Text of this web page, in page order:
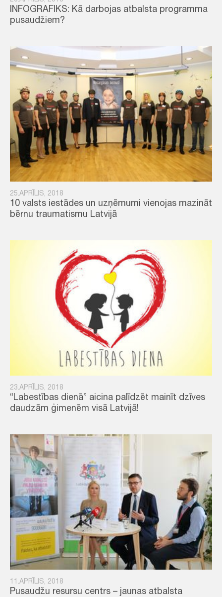
INFOGRAFIKS: Kā darbojas atbalsta programma
pusaudžiem?
25.APRĪLIS, 2018
10 valsts iestādes un uzņēmumi vienojas mazināt
bērnu traumatismu Latvijā
23.APRĪLIS, 2018
“Labestības dienā” aicina palīdzēt mainīt dzīves
daudzām ģimenēm visā Latvijā!
11.APRĪLIS, 2018
Pusaudžu resursu centrs – jaunas atbalsta